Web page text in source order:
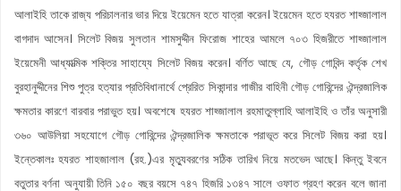
আলাইহি তাকে রাজ্য পরিচালনার ভার দিয়ে ইয়েমেন হতে যাত্রা করেন। ইয়েমেন হতে হযরত শাহ্জালাল
বাগদাদ আসেন। সিলেট বিজয় সুলতান শামসুদ্দীন ফিরোজ শাহের আমলে ৭০৩ হিজরীতে শাহ্জালাল
ইয়েমেনী আধ্যাত্মিক শক্তির সাহায্যে সিলেট বিজয় করেন। বর্ণিত আছে যে, গৌড় গোবিন্দ কর্তৃক শেখ
বুরহানুদ্দীনের শিশু পুত্র হত্যার প্রতিবিধানার্থে প্রেরিত সিকান্দার গাজীর বাহিনী গৌড় গোবিন্দের ঐন্দ্রজালিক
ক্ষমতার কারণে বারবার পরাভুত হয়। অবশেষে হযরত শাহ্জালাল রহমাতুল্লাহি আলাইহি ও তাঁর অনুসারী
৩৬০ আউলিয়া সহযোগে গৌড় গোবিন্দের ঐন্দ্রজালিক ক্ষমতাকে পরাভূত করে সিলেট বিজয় করা হয়।
ইন্তেকালঃ হযরত শাহজালাল (রহ.)এর মৃত্যুবরণের সঠিক তারিখ নিয়ে মতভেদ আছে। কিন্তু ইবনে
বতুতার বর্ণনা অনুযায়ী তিনি ১৫০ বছর বয়সে ৭৪৭ হিজরি ১৩৪৭ সালে ওফাত গ্রহণ করেন বলে জানা